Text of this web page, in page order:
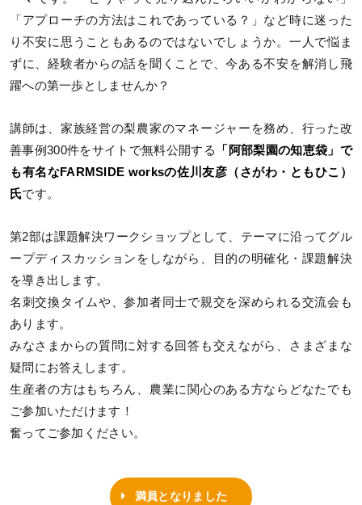
「アプローチの方法はこれであっている？」など時に迷った
り不安に思うこともあるのではないでしょうか。一人で悩ま
ずに、経験者からの話を聞くことで、今ある不安を解消し飛
躍への第一歩としませんか？
講師は、家族経営の梨農家のマネージャーを務め、行った改
善事例300件をサイトで無料公開する
「阿部梨園の知恵袋」で
も有名なFARMSIDE worksの佐川友彦（さがわ・ともひこ）
氏です。
第2部は課題解決ワークショップとして、テーマに沿ってグル
ープディスカッションをしながら、目的の明確化・課題解決
を導き出します。
名刺交換タイムや、参加者同士で親交を深められる交流会も
あります。
みなさまからの質問に対する回答も交えながら、さまざまな
疑問にお答えします。
生産者の方はもちろん、農業に関心のある方ならどなたでも
ご参加いただけます！
奮ってご参加ください。
満員となりました